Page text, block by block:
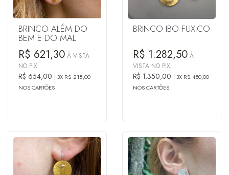
BRINCO ALÉM DO
BEM E DO MAL
R$ 621,30 À VISTA
NO PIX
R$ 654,00
3X R$ 218,00
NOS CARTÕES
BRINCO IBO FUXICO
R$ 1.282,50 À
VISTA NO PIX
R$ 1.350,00
3X R$ 450,00
NOS CARTÕES